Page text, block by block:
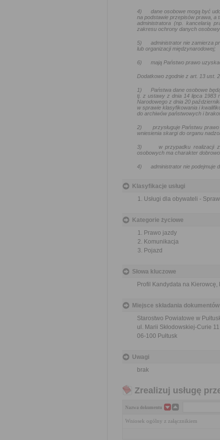
4) dane osobowe mogą być
na podstawie przepisów prawa, a
administratora (np. kancelarią
zakresu ochrony danych
5) administrator nie zamierza
lub organizacji międzynarodowej;
6) mają Państwo prawo
Dodatkowo zgodnie z art. 13 ust.
1) Państwa dane osobowe
tj. z ustawy z dnia 14 lipca 1983
Narodowego z dnia 20
w sprawie klasyfikowania i
do archiwów państwowych i
2) przysługuje Państwu
wniesienia skargi do organu
3) w przypadku realizacji
osobowych ma charakter
4) administrator nie podejmuje
Klasyfikacje usługi
Usługi dla obywateli -
Kategorie życiowe
Prawo jazdy
Komunikacja
Pojazd
Słowa kluczowe
Profil Kandydata na Kierowcę,
Miejsce składania dokumentów
Starostwo Powiatowe w
ul. Marii Skłodowskiej-Curie 11
06-100 Pułtusk
Uwagi
brak
Zrealizuj usługę
Nazwa dokumentu
Wniosek ogólny z załącznikiem